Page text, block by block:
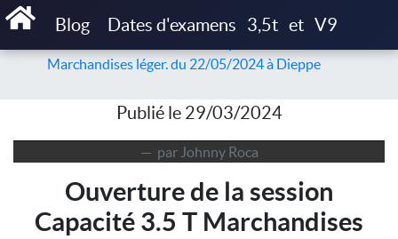
Blog Dates d'examens 3,5t et V9
Accueil
Articles
Marchandises léger. du 22/05/2024 à Dieppe
Publié le 29/03/2024
par Johnny Roca
Ouverture de la session
Capacité 3.5 T Marchandises